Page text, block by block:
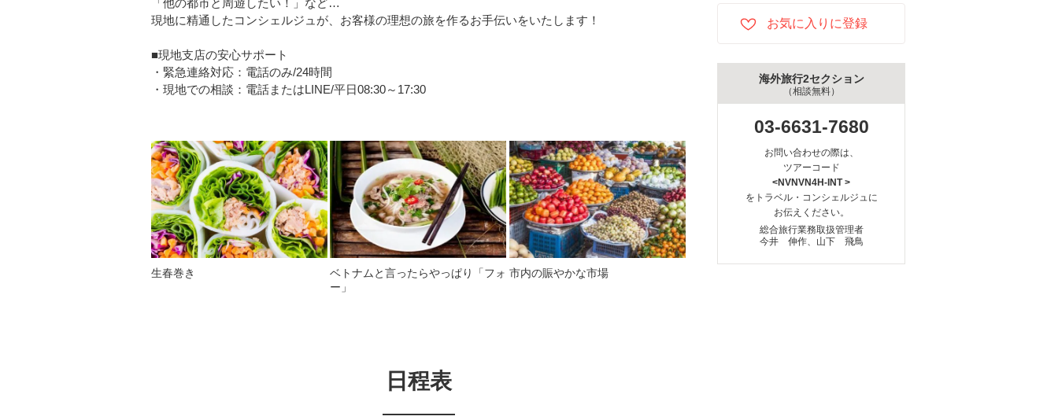
「他の都市と周遊したい！」など…
現地に精通したコンシェルジュが、お客様の理想の旅を作るお手伝いをいたします！
■現地支店の安心サポート
・緊急連絡対応：電話のみ/24時間
・現地での相談：電話またはLINE/平日08:30～17:30
生春巻き
ベトナムと言ったらやっぱり「フォ
ー」
市内の賑やかな市場
日程表
海外旅行2セクション
（相談無料）
03-6631-7680
お問い合わせの際は、
ツアーコード
<NVNVN4H-INT >
をトラベル・コンシェルジュに
お伝えください。
総合旅行業務取扱管理者
今井 伸作、山下 飛鳥